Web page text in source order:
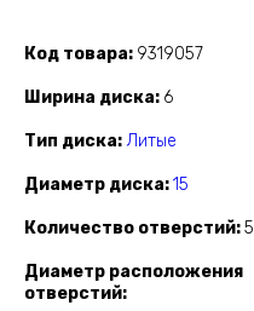
Код товара 9319057
Ширина диска 6
Тип диска Литые
Диаметр диска 15
Количество отверстий 5
Диаметр расположения
отверстий